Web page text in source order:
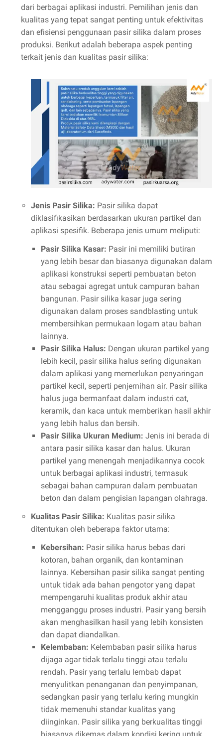
dari berbagai aplikasi industri. Pemilihan jenis dan
kualitas yang tepat sangat penting untuk efektivitas
dan efisiensi penggunaan pasir silika dalam proses
produksi. Berikut adalah beberapa aspek penting
terkait jenis dan kualitas pasir silika:
Jenis Pasir Silika: Pasir silika dapat
diklasifikasikan berdasarkan ukuran partikel dan
aplikasi spesifik. Beberapa jenis umum meliputi:
Pasir Silika Kasar: Pasir ini memiliki butiran
yang lebih besar dan biasanya digunakan dalam
aplikasi konstruksi seperti pembuatan beton
atau sebagai agregat untuk campuran bahan
bangunan. Pasir silika kasar juga sering
digunakan dalam proses sandblasting untuk
membersihkan permukaan logam atau bahan
lainnya.
Pasir Silika Halus: Dengan ukuran partikel yang
lebih kecil, pasir silika halus sering digunakan
dalam aplikasi yang memerlukan penyaringan
partikel kecil, seperti penjernihan air. Pasir silika
halus juga bermanfaat dalam industri cat,
keramik, dan kaca untuk memberikan hasil akhir
yang lebih halus dan bersih.
Pasir Silika Ukuran Medium: Jenis ini berada di
antara pasir silika kasar dan halus. Ukuran
partikel yang menengah menjadikannya cocok
untuk berbagai aplikasi industri, termasuk
sebagai bahan campuran dalam pembuatan
beton dan dalam pengisian lapangan olahraga.
Kualitas Pasir Silika: Kualitas pasir silika
ditentukan oleh beberapa faktor utama:
Kebersihan: Pasir silika harus bebas dari
kotoran, bahan organik, dan kontaminan
lainnya. Kebersihan pasir silika sangat penting
untuk tidak ada bahan pengotor yang dapat
mempengaruhi kualitas produk akhir atau
mengganggu proses industri. Pasir yang bersih
akan menghasilkan hasil yang lebih konsisten
dan dapat diandalkan.
Kelembaban: Kelembaban pasir silika harus
dijaga agar tidak terlalu tinggi atau terlalu
rendah. Pasir yang terlalu lembab dapat
menyulitkan penanganan dan penyimpanan,
sedangkan pasir yang terlalu kering mungkin
tidak memenuhi standar kualitas yang
diinginkan. Pasir silika yang berkualitas tinggi